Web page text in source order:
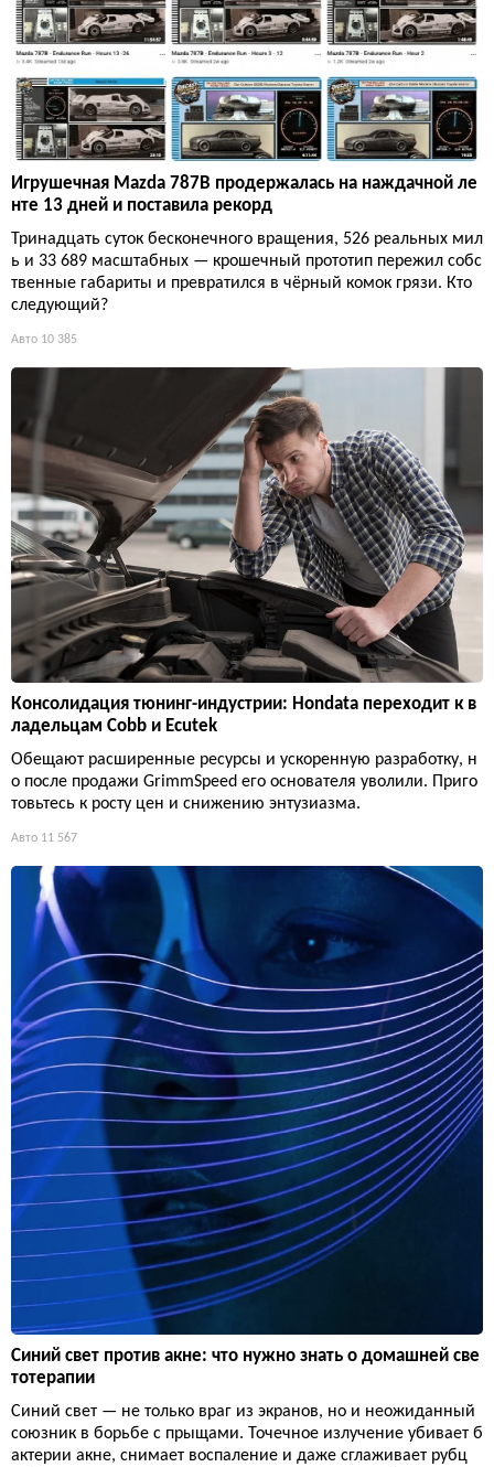
Игрушечная Mazda 787B продержалась на наждачной ле
нте 13 дней и поставила рекорд
Тринадцать суток бесконечного вращения, 526 реальных мил
ь и 33 689 масштабных — крошечный прототип пережил собс
твенные габариты и превратился в чёрный комок грязи. Кто
следующий?
Авто 10 385
Консолидация тюнинг-индустрии: Hondata переходит к в
ладельцам Cobb и Ecutek
Обещают расширенные ресурсы и ускоренную разработку, н
о после продажи GrimmSpeed его основателя уволили. Приго
товьтесь к росту цен и снижению энтузиазма.
Авто 11 567
Синий свет против акне: что нужно знать о домашней све
тотерапии
Синий свет — не только враг из экранов, но и неожиданный
союзник в борьбе с прыщами. Точечное излучение убивает б
актерии акне, снимает воспаление и даже сглаживает рубц